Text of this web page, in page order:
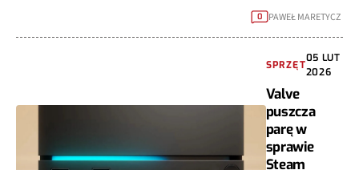
0 PAWEŁ MARETYCZ
SPRZĘT
05 LUT
2026
Valve
puszcza
parę w
sprawie
Steam